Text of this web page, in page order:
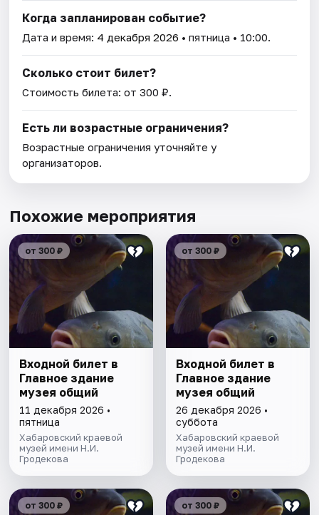
Когда запланирован событие?
Дата и время: 4 декабря 2026 • пятница • 10:00.
Сколько стоит билет?
Стоимость билета: от 300 ₽.
Есть ли возрастные ограничения?
Возрастные ограничения уточняйте у
организаторов.
Похожие мероприятия
от 300 ₽
Входной билет в
Главное здание
музея общий
11 декабря 2026 •
пятница
Хабаровский краевой
музей имени Н.И.
Гродекова
от 300 ₽
Входной билет в
Главное здание
музея общий
26 декабря 2026 •
суббота
Хабаровский краевой
музей имени Н.И.
Гродекова
от 300 ₽ от 300 ₽